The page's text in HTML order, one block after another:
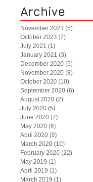
Archive
November 2023 (5)
October 2023 (7)
July 2021 (1)
January 2021 (3)
December 2020 (5)
November 2020 (8)
October 2020 (10)
September 2020 (6)
August 2020 (2)
July 2020 (5)
June 2020 (7)
May 2020 (6)
April 2020 (8)
March 2020 (10)
February 2020 (22)
May 2019 (1)
April 2019 (1)
March 2019 (1)